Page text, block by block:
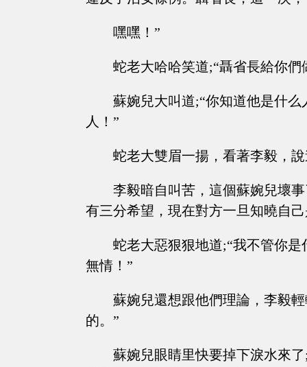
嘿嘿！”
蛇老大哈哈笑道;“聶省長給你們
蘇婉兒大叫道;“你知道他是什
人！”
蛇老大雙眉一揚，看著李毅，
李毅暗自叫苦，這個蘇婉兒壞
有三分希望，現在對方一旦知曉自
蛇老大惡狠狠地道;“我不管你
無情！”
蘇婉兒還想跟他們理論，李毅
的。”
蘇婉兒眼睛里快要掉下淚水來